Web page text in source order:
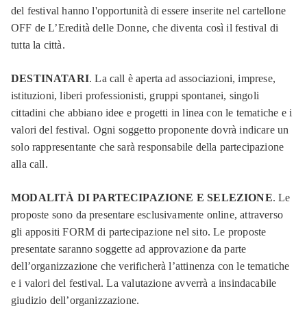
del festival hanno l'opportunità di essere inserite nel cartellone
OFF de L’Eredità delle Donne, che diventa così il festival di
tutta la città.
DESTINATARI. La call è aperta ad associazioni, imprese,
istituzioni, liberi professionisti, gruppi spontanei, singoli
cittadini che abbiano idee e progetti in linea con le tematiche e i
valori del festival. Ogni soggetto proponente dovrà indicare un
solo rappresentante che sarà responsabile della partecipazione
alla call.
MODALITÀ DI PARTECIPAZIONE E SELEZIONE. Le
proposte sono da presentare esclusivamente online, attraverso
gli appositi FORM di partecipazione nel sito. Le proposte
presentate saranno soggette ad approvazione da parte
dell’organizzazione che verificherà l’attinenza con le tematiche
e i valori del festival. La valutazione avverrà a insindacabile
giudizio dell’organizzazione.